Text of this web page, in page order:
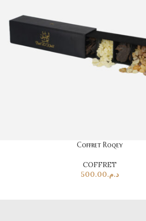
Coffret Roqey
COFFRET
د.م.500.00